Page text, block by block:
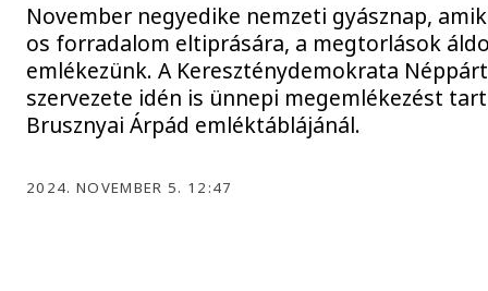
November negyedike nemzeti gyásznap,
os forradalom eltiprására, a megtorlások
emlékezünk. A Kereszténydemokrata
szervezete idén is ünnepi megemlékezést
Brusznyai Árpád emléktáblájánál.
2024. NOVEMBER 5. 12:47